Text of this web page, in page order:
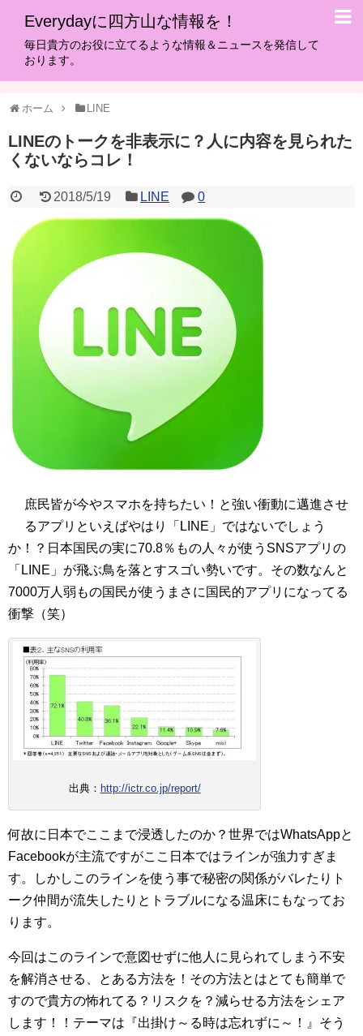
Everydayに四方山な情報を！
毎日貴方のお役に立てるような情報＆ニュースを発信して
おります。
ホーム LINE
LINEのトークを非表示に？人に内容を見られた
くないならコレ！
2018/5/19 LINE 0
庶民皆が今やスマホを持ちたい！と強い衝動に邁進させ
るアプリといえばやはり「LINE」ではないでしょう
か！？日本国民の実に70.8％もの人々が使うSNSアプリの
「LINE」が飛ぶ鳥を落とすスゴい勢いです。その数なんと
7000万人弱もの国民が使うまさに国民的アプリになってる
衝撃（笑）
出典： http://ictr.co.jp/report/
何故に日本でここまで浸透したのか？世界ではWhatsAppと
Facebookが主流ですがここ日本ではラインが強力すぎま
す。しかしこのラインを使う事で秘密の関係がバレたりト
ーク仲間が流失したりとトラブルになる温床にもなってお
ります。
今回はこのラインで意図せずに他人に見られてしまう不安
を解消させる、とある方法を！その方法とはとても簡単で
すので貴方の怖れてる？リスクを？減らせる方法をシェア
します！！テーマは『出掛け～る時は忘れずに～！』そう